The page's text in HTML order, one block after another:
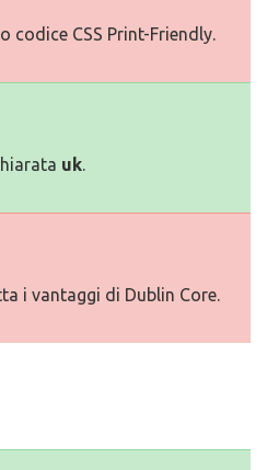
codice CSS Print-Friendly.
uk.
i vantaggi di Dublin Core.